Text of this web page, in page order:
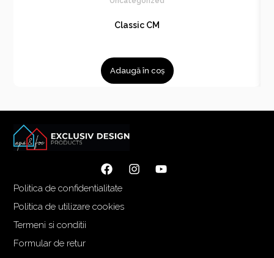
Classic CM
Adaugă în coș
Politica de confidentialitate
Politica de utilizare cookies
Termeni si conditii
Formular de retur